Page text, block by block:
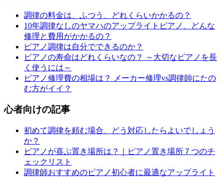
調律の料金は、ふつう、どれくらいかかるの？
10年調律なしのヤマハのアップライトピアノ、どんな
修理と費用がかかるの？
ピアノ調律は自分でできるのか？
ピアノの寿命はどれくらいなの？ ～大切なピアノを長
く使うには～
ピアノ修理費の相場は？ メーカー修理vs調律師にたの
む方がイイ？
心者向けの記事
初めて調律を頼む場合、どう対応したらよいでしょう
か？
ピアノが喜ぶ置き場所は？｜ピアノ置き場所７つのチ
ェックリスト
調律師おすすめのピアノ初心者に最適なアップライト